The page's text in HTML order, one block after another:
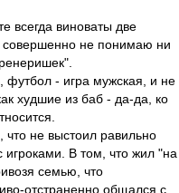
всегда виноваты две
совершенно не понимаю ни
футбол - игра мужская, и не
худшие из баб - да-да, ко
не выстоил равильно
игроками. В том, что жил "на
семью, что
отстраненно общался с